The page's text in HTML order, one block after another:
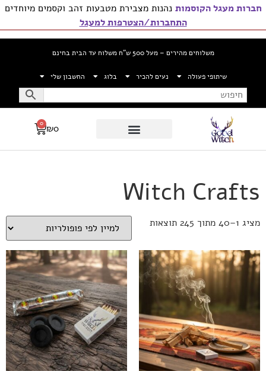
חברות מעגל הקוסמות נהנות מצבירת מטבעות זהב וקסמים מיוחדים
התחברות/הצטרפות למעגל
משלוחים מהירים – מעל 500 ש”ח משלוח עד הבית בחינם
שיתופי פעולה נעים להכיר בלוג החשבון שלי
₪0
0
Witch Crafts
מציג 1–40 מתוך 245 תוצאות